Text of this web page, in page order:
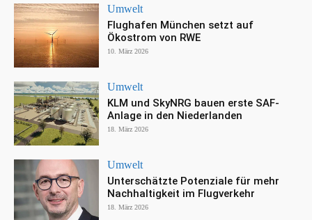
Umwelt
Flughafen München setzt auf
Ökostrom von RWE
10. März 2026
Umwelt
KLM und SkyNRG bauen erste SAF-
Anlage in den Niederlanden
18. März 2026
Umwelt
Unterschätzte Potenziale für mehr
Nachhaltigkeit im Flugverkehr
18. März 2026